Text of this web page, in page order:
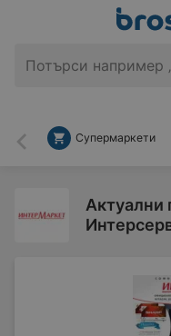
Назад
Супермаркети
Актуални